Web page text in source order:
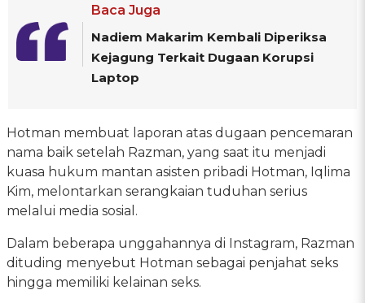
Baca Juga
Nadiem Makarim Kembali Diperiksa
Kejagung Terkait Dugaan Korupsi
Laptop
Hotman membuat laporan atas dugaan pencemaran
nama baik setelah Razman, yang saat itu menjadi
kuasa hukum mantan asisten pribadi Hotman, Iqlima
Kim, melontarkan serangkaian tuduhan serius
melalui media sosial.
Dalam beberapa unggahannya di Instagram, Razman
dituding menyebut Hotman sebagai penjahat seks
hingga memiliki kelainan seks.